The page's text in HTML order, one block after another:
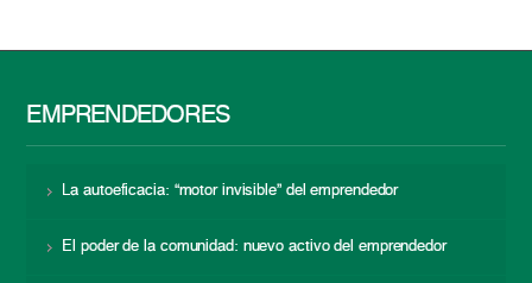
EMPRENDEDORES
La autoeficacia: “motor invisible” del emprendedor
El poder de la comunidad: nuevo activo del emprendedor